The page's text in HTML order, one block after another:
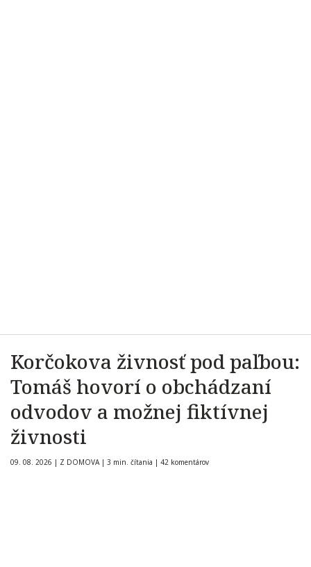
Korčokova živnosť pod paľbou:
Tomáš hovorí o obchádzaní
odvodov a možnej fiktívnej
živnosti
09. 08. 2026 | Z DOMOVA | 3 min. čítania | 42 komentárov